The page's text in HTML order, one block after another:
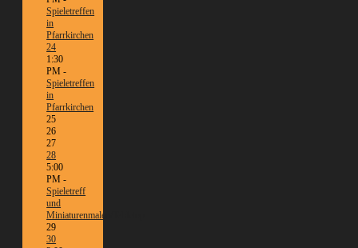
Spieletreffen
in
Pfarrkirchen
24
1:30
PM -
Spieletreffen
in
Pfarrkirchen
25
26
27
28
5:00
PM -
Spieletreff
und
Miniaturenmalen/Tabletop
29
30